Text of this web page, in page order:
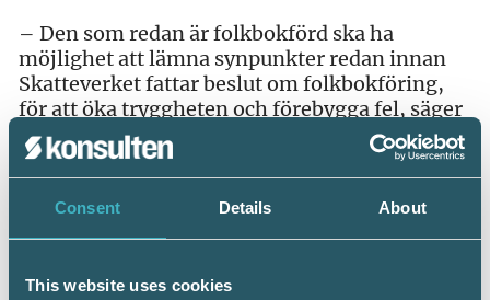
Consent Details About
This website uses cookies
– Den som redan är folkbokförd ska ha
möjlighet att lämna synpunkter redan innan
Skatteverket fattar beslut om folkbokföring,
för att öka tryggheten och förebygga fel, säger
Cajsa Toresten, verksamhetsutvecklare på
Skatteverket i ett pressmeddelande.
Skydda adressen
Via Skatteverkets e-tjänst Visa folkbokförda på
är skrivna på din adress. Och anmäla om något